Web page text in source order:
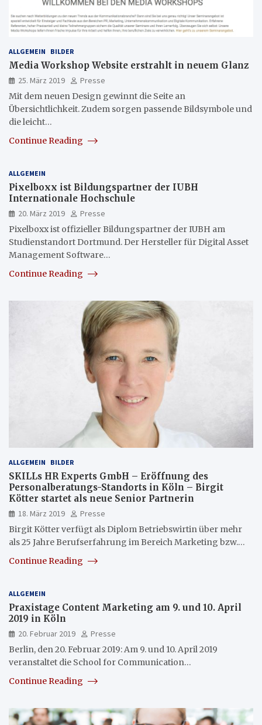
ALLGEMEIN BILDER
Media Workshop Website erstrahlt in neuem Glanz
25. März 2019
Presse
Mit dem neuen Design gewinnt die Seite an
Übersichtlichkeit. Zudem sorgen passende Bildsymbole und
die leicht…
Continue Reading
ALLGEMEIN
Pixelboxx ist Bildungspartner der IUBH
Internationale Hochschule
20. März 2019
Presse
Pixelboxx ist offizieller Bildungspartner der IUBH am
Studienstandort Dortmund. Der Hersteller für Digital Asset
Management Software…
Continue Reading
ALLGEMEIN BILDER
SKILLs HR Experts GmbH – Eröffnung des
Personalberatungs-Standorts in Köln – Birgit
Kötter startet als neue Senior Partnerin
18. März 2019
Presse
Birgit Kötter verfügt als Diplom Betriebswirtin über mehr
als 25 Jahre Berufserfahrung im Bereich Marketing bzw.…
Continue Reading
ALLGEMEIN
Praxistage Content Marketing am 9. und 10. April
2019 in Köln
20. Februar 2019
Presse
Berlin, den 20. Februar 2019: Am 9. und 10. April 2019
veranstaltet die School for Communication…
Continue Reading